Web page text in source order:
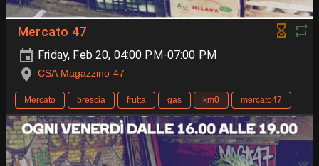
Mercato 47
Friday, Feb 20, 04:00 PM-07:00 PM
CSA Magazzino 47
Mercato brescia frutta gas km0 mercato47